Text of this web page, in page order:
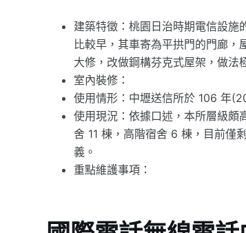
建築特徵：桃園日治時期電信設施
比較早，其車寄為平拱門的門廊，
大修，改做鋼構芬克式屋架，做法
室內裝修：
使用情形：中壢送信所於 106 年
使用現況：依據口述，本所層級頗
舍 11 棟，高階宿舍 6 棟，目前僅
義。
重點維護事項：